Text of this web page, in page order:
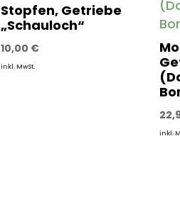
Stopfen, Getriebe
„Schauloch“
10,00 €
inkl. MwSt.
inkl.